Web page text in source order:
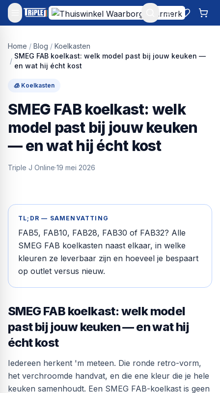
Mijn account
Home / Blog / Koelkasten
/
SMEG FAB koelkast: welk model past bij jouw keuken —
en wat hij écht kost
🧊 Koelkasten
SMEG FAB koelkast: welk
model past bij jouw keuken
— en wat hij écht kost
Triple J Online·19 mei 2026
TL;DR — SAMENVATTING
FAB5, FAB10, FAB28, FAB30 of FAB32? Alle
SMEG FAB koelkasten naast elkaar, in welke
kleuren ze leverbaar zijn en hoeveel je bespaart
op outlet versus nieuw.
SMEG FAB koelkast: welk model
past bij jouw keuken — en wat hij
écht kost
Iedereen herkent 'm meteen. Die ronde retro-vorm,
het verchroomde handvat, en die ene kleur die je hele
keuken samenhoudt. Een SMEG FAB-koelkast is geen